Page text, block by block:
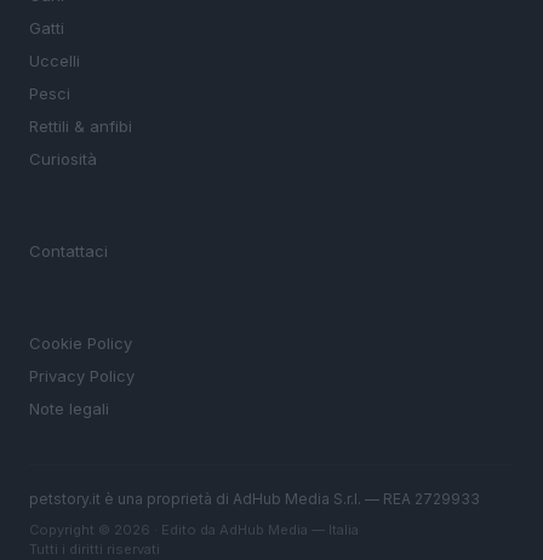
Gatti
Uccelli
Pesci
Rettili & anfibi
Curiosità
Contattaci
Cookie Policy
Privacy Policy
Note legali
petstory.it è una proprietà di AdHub Media S.r.l. — REA 2729933
Copyright © 2026 · Edito da AdHub Media — Italia
Tutti i diritti riservati